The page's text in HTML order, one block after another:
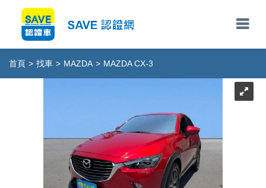
首頁 > 找車 > MAZDA > MAZDA CX-3